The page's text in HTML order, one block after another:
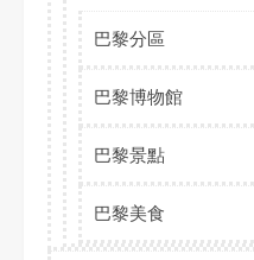
巴黎分區
巴黎博物館
巴黎景點
巴黎美食